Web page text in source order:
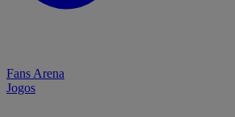
Fans Arena
Jogos